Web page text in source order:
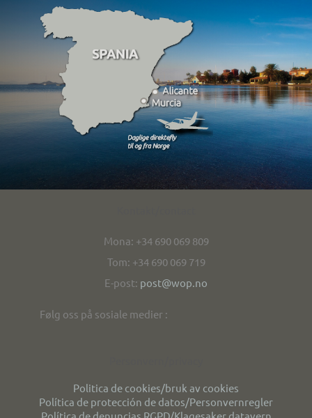
Mona: +34 690 069 809
Tom: +34 690 069 719
E-post: post@wop.no
Følg oss på sosiale medier :
Politica de cookies/bruk av cookies
Política de protección de datos/Personvernregler